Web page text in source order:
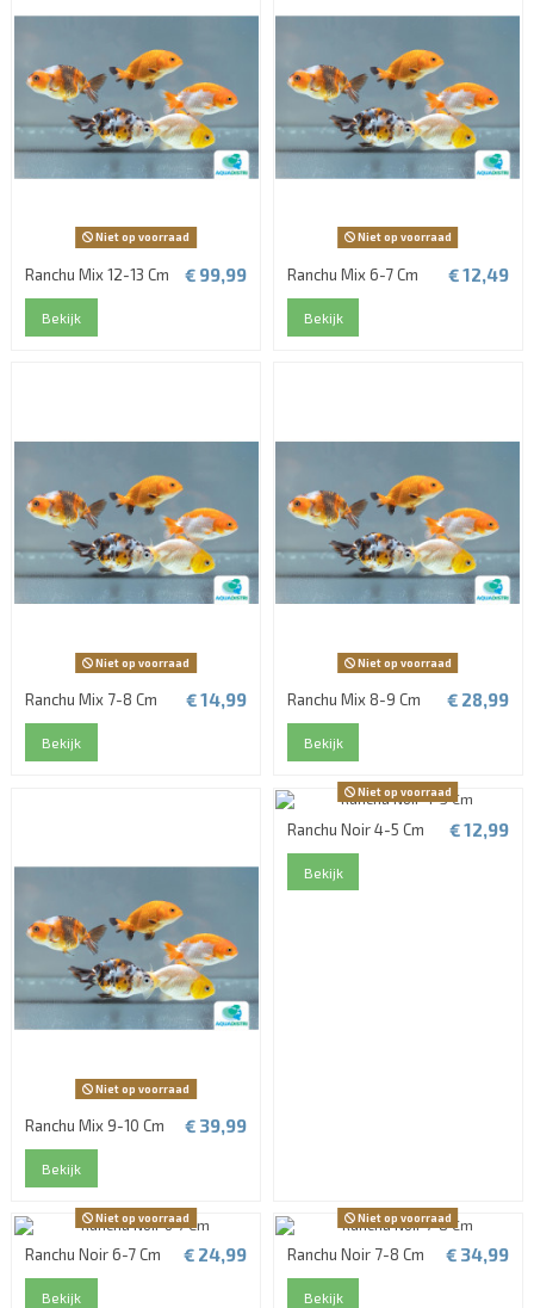
Niet op voorraad
Ranchu Mix 12-13 Cm € 99,99
Bekijk
Niet op voorraad
Ranchu Mix 6-7 Cm € 12,49
Bekijk
Niet op voorraad
Ranchu Mix 7-8 Cm € 14,99
Bekijk
Niet op voorraad
Ranchu Mix 8-9 Cm € 28,99
Bekijk
Niet op voorraad
Ranchu Mix 9-10 Cm € 39,99
Bekijk
Niet op voorraad
Ranchu Noir 4-5 Cm € 12,99
Bekijk
Niet op voorraad
Ranchu Noir 6-7 Cm € 24,99
Bekijk
Niet op voorraad
Ranchu Noir 7-8 Cm € 34,99
Bekijk